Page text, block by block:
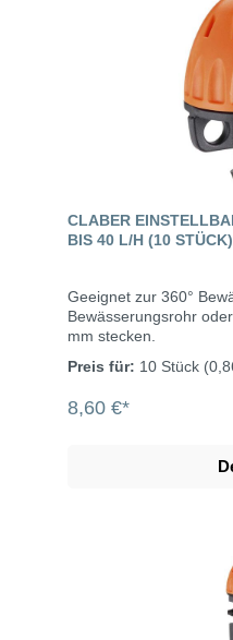
CLABER
BIS 40 L/H (10 STÜCK)
Geeignet zur 360°
Bewässerungsrohr
mm stecken.
Preis für: 10 Stück
8,60 €*